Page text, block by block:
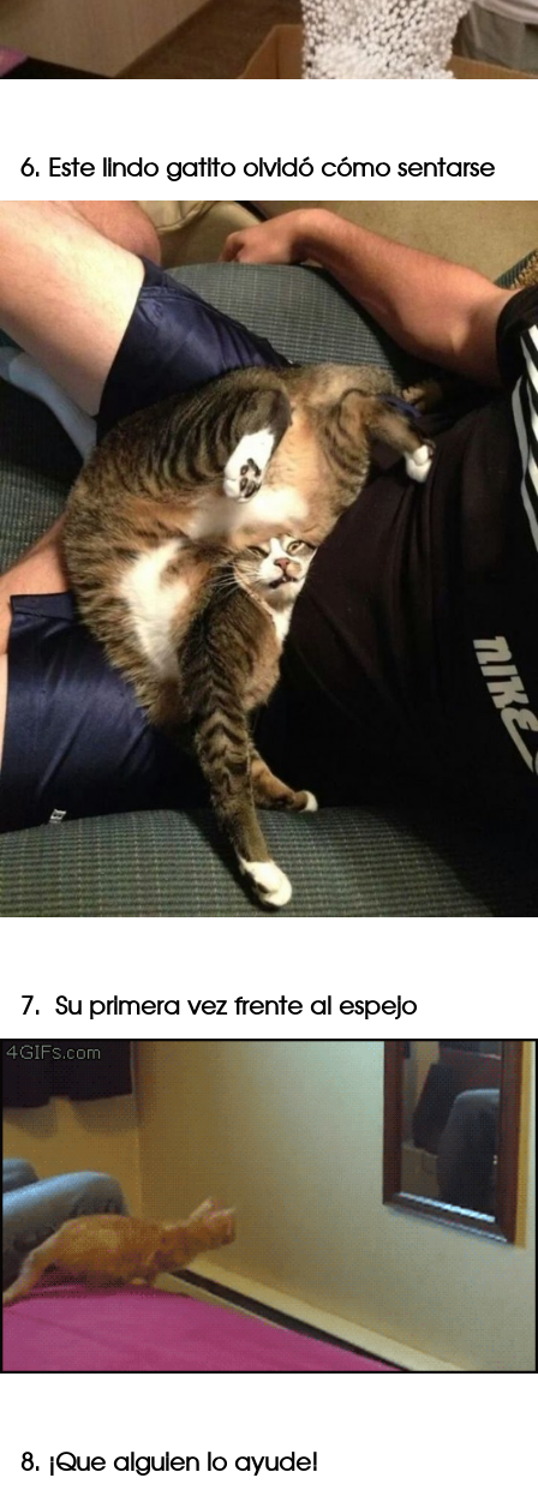
6. Este lindo gatito olvidó cómo sentarse
7. Su primera vez frente al espejo
8. ¡Que alguien lo ayude!